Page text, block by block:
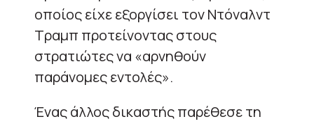
οποίος είχε εξοργίσει τον Ντόναλντ
Τραμπ προτείνοντας στους
στρατιώτες να «αρνηθούν
παράνομες εντολές».
Ένας άλλος δικαστής παρέθεσε τη